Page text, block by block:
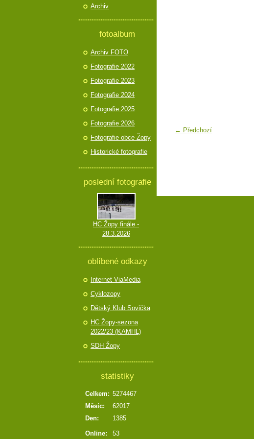
← Předchozí
Archiv
fotoalbum
Archiv FOTO
Fotografie 2022
Fotografie 2023
Fotografie 2024
Fotografie 2025
Fotografie 2026
Fotografie obce Žopy
Historické fotografie
poslední fotografie
HC Žopy finále -
28.3.2026
oblíbené odkazy
Internet ViaMedia
Cyklozopy
Dětský Klub Sovička
HC Žopy-sezona
2022/23 (KAMHL)
SDH Žopy
statistiky
Online: 53
Celkem: 5274467
Měsíc:
62017
Den:
1385